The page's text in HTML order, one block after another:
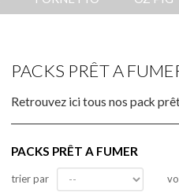
PACKS PRÊT A
Retrouvez ici tous nos pack
PACKS PRÊT A FUMER
trier par